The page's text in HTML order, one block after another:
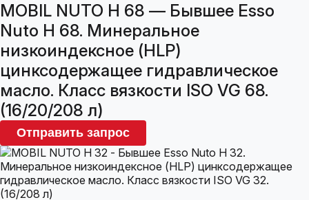
MOBIL NUTO H 68 — Бывшее Esso
Nuto H 68. Минеральное
низкоиндексное (HLP)
цинксодержащее гидравлическое
масло. Класс вязкости ISO VG 68.
(16/20/208 л)
Отправить запрос